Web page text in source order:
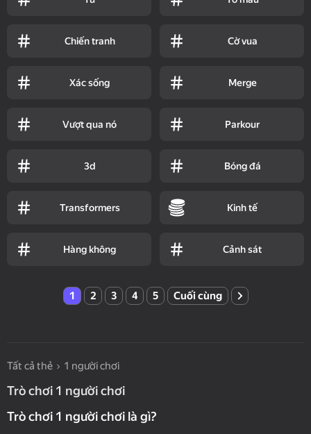
Chiến tranh Cờ vua
Xác sống Merge
Vượt qua nó Parkour
3d Bóng đá
Transformers Kinh tế
Hàng không Cảnh sát
1 2 3 4 5 Cuối cùng
Tất cả thẻ 1 người chơi
Trò chơi 1 người chơi
Trò chơi 1 người chơi là gì?